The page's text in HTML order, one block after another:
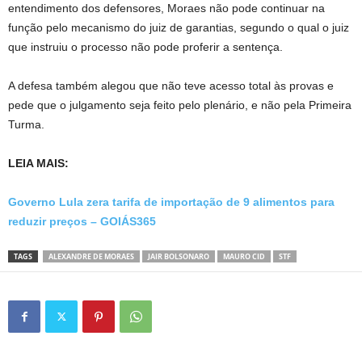
entendimento dos defensores, Moraes não pode continuar na
função pelo mecanismo do juiz de garantias, segundo o qual o juiz
que instruiu o processo não pode proferir a sentença.
A defesa também alegou que não teve acesso total às provas e
pede que o julgamento seja feito pelo plenário, e não pela Primeira
Turma.
LEIA MAIS:
Governo Lula zera tarifa de importação de 9 alimentos para
reduzir preços – GOIÁS365
TAGS ALEXANDRE DE MORAES JAIR BOLSONARO MAURO CID STF